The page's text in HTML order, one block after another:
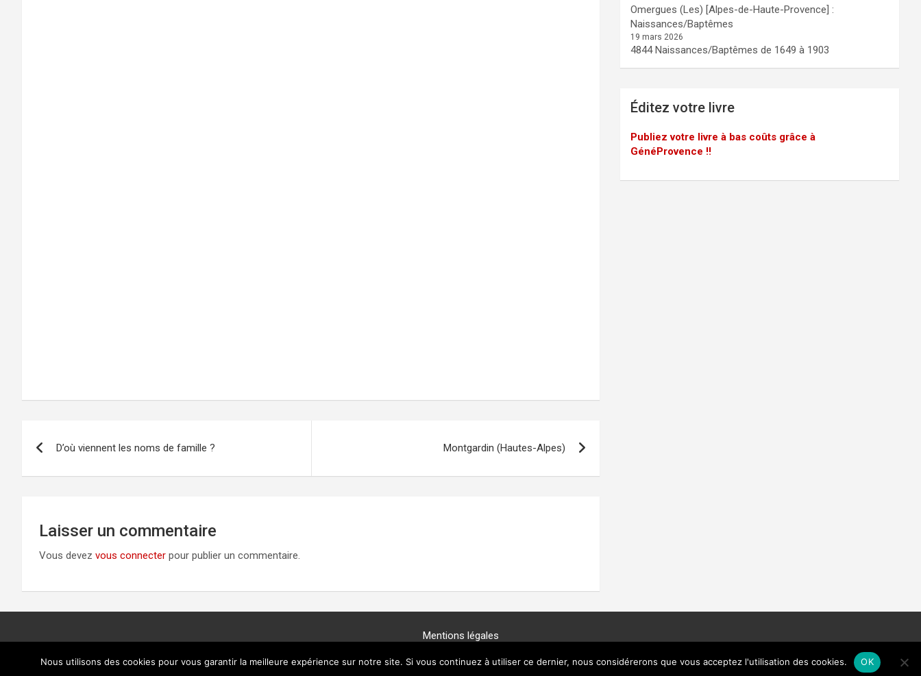
Navigation
D’où viennent les noms de famille ? Montgardin (Hautes-Alpes)
Laisser un commentaire
Vous devez vous connecter pour publier un commentaire.
Omergues (Les) [Alpes-de-Haute-Provence] :
Naissances/Baptêmes
19 mars 2026
4844 Naissances/Baptêmes de 1649 à 1903
Éditez votre livre
Publiez votre livre à bas coûts grâce à
GénéProvence !!
Mentions légales
Copyright © 2025 -GénéProvence
Nous utilisons des cookies pour vous garantir la meilleure expérience sur notre site. Si vous continuez à utiliser ce dernier, nous considérerons que vous acceptez l'utilisation des cookies. OK